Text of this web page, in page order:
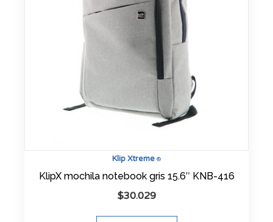
Klip Xtreme ®
KlipX mochila notebook gris 15.6″ KNB-416
$30.029